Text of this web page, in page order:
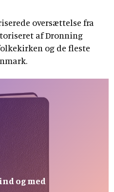
oversættelse fra
af Dronning
og de fleste
og med